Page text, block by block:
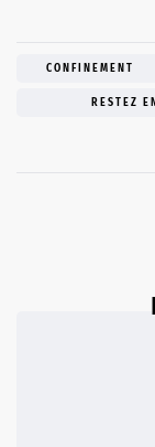
CONFINEMENT
RESTEZ